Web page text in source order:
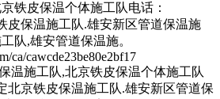
铁皮保温个体施工队电话：
皮保温施工队.雄安新区管道保温施
队,雄安管道保温施。
ca/cawcde23be80e2bf17
温施工队,北京铁皮保温个体施工队
北京铁皮保温施工队.雄安新区管道保